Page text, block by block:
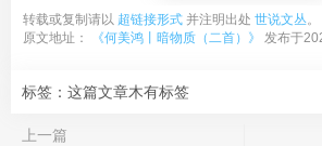
转载或复制请以 超链接形式 并注明出处 世说文丛。
原文地址：
《何美鸿丨暗物质（二首）》 发布于
标签：这篇文章木有标签
上一篇